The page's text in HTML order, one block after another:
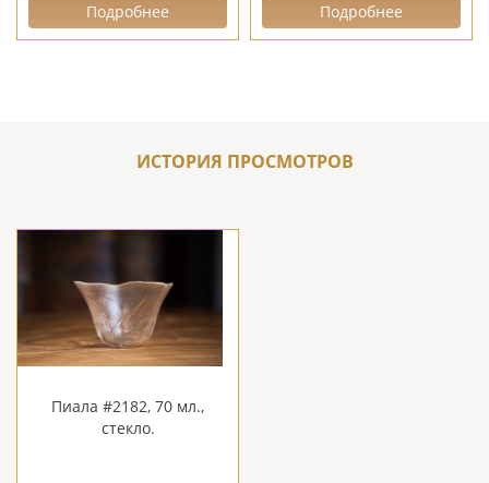
Подробнее Подробнее
ИСТОРИЯ ПРОСМОТРОВ
Пиала #2182, 70 мл.,
стекло.